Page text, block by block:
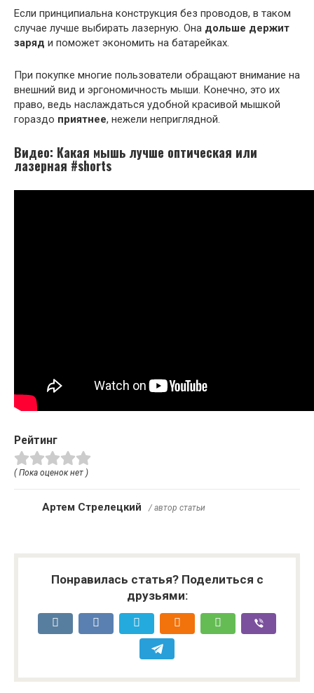
Если принципиальна конструкция без проводов, в таком
случае лучше выбирать лазерную. Она дольше держит
заряд и поможет экономить на батарейках.
При покупке многие пользователи обращают внимание на
внешний вид и эргономичность мыши. Конечно, это их
право, ведь наслаждаться удобной красивой мышкой
гораздо приятнее, нежели неприглядной.
Видео: Какая мышь лучше оптическая или
лазерная #shorts
Рейтинг
( Пока оценок нет )
Артем Стрелецкий / автор статьи
Понравилась статья? Поделиться с
друзьями: